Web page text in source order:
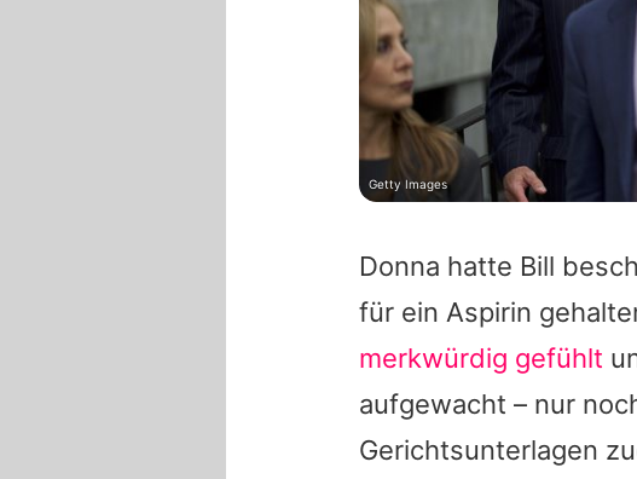
Donna hatte Bill
für ein Aspirin
merkwürdig gefühlt
aufgewacht – nur
Gerichtsunterlagen
Getty Images